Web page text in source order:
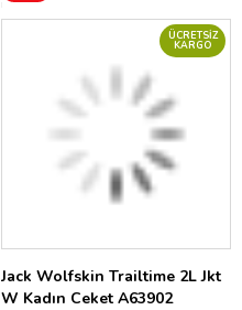
Jack Wolfskin Trailtime 2L Jkt
W Kadın Ceket A63902
ÜCRETSIZ
KARGO